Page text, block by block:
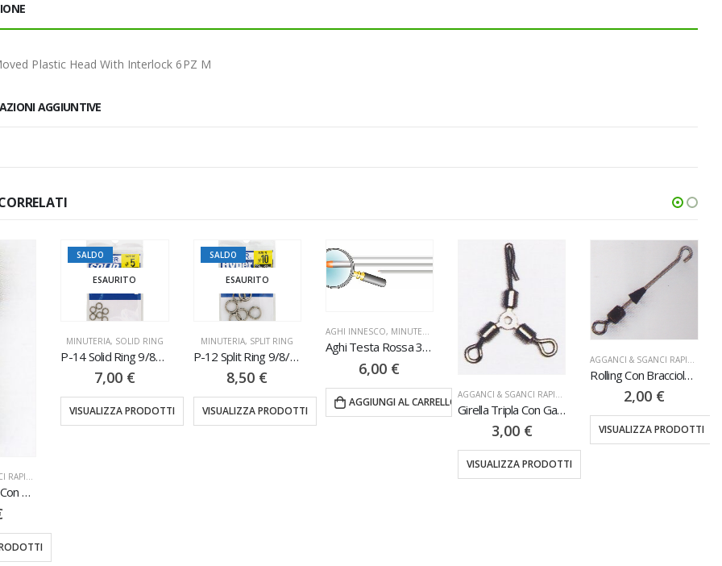
Plastic Head With Interlock 6PZ M
AGGIUNTIVE
AGGANCI & SGANCI RAPIDI
Girella Doppia Con Bracciolo 12PZ
SALDO
ESAURITO
MINUTERIA, SOLID RING
P-14 Solid Ring 9/8PZ
7,00 €
VISUALIZZA PRODOTTI
SALDO
ESAURITO
MINUTERIA, SPLIT RING
P-12 Split Ring 9/8/7PZ
8,50 €
VISUALIZZA PRODOTTI
AGHI INNESCO, MINUTERIA
Aghi Testa Rossa 30CM 5PZ
6,00 €
AGGIUNGI AL CARRELLO Girella Tripla Con Gancio 12PZ
3,00 €
VISUALIZZA PRODOTTI
AGGANCI & SGANCI RAPIDI
Rolling Con Bracciolo 12PZ
2,00 €
VISUALIZZA PRODOTTI